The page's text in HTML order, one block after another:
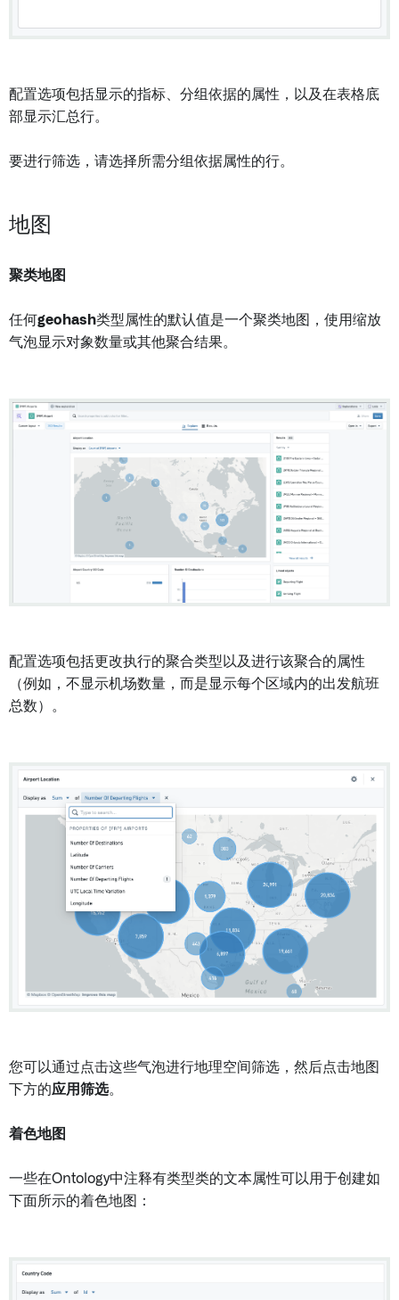
配置选项包括显示的指标、分组依据的属性，以及在表格底
部显示汇总行。
要进行筛选，请选择所需分组依据属性的行。
地图
聚类地图
任何geohash类型属性的默认值是一个聚类地图，使用缩放
气泡显示对象数量或其他聚合结果。
配置选项包括更改执行的聚合类型以及进行该聚合的属性
（例如，不显示机场数量，而是显示每个区域内的出发航班
总数）。
您可以通过点击这些气泡进行地理空间筛选，然后点击地图
下方的应用筛选。
着色地图
一些在Ontology中注释有类型类的文本属性可以用于创建如
下面所示的着色地图：